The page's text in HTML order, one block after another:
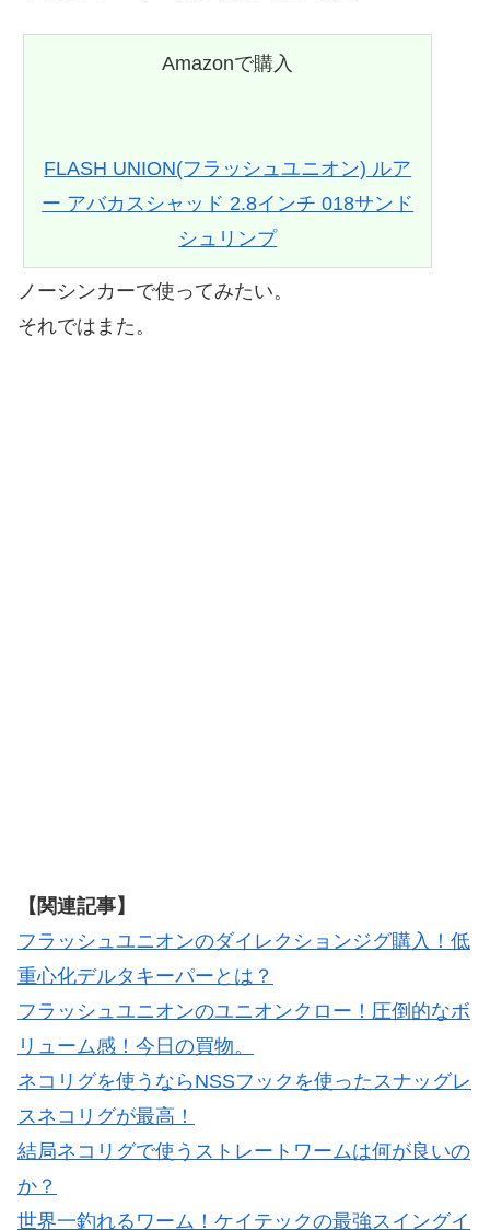
Amazonで購入
FLASH UNION(フラッシュユニオン) ルア
ー アバカスシャッド 2.8インチ 018サンド
シュリンプ
ノーシンカーで使ってみたい。
それではまた。
【関連記事】
フラッシュユニオンのダイレクションジグ購入！低
重心化デルタキーパーとは？
フラッシュユニオンのユニオンクロー！圧倒的なボ
リューム感！今日の買物。
ネコリグを使うならNSSフックを使ったスナッグレ
スネコリグが最高！
結局ネコリグで使うストレートワームは何が良いの
か？
世界一釣れるワーム！ケイテックの最強スイングイ